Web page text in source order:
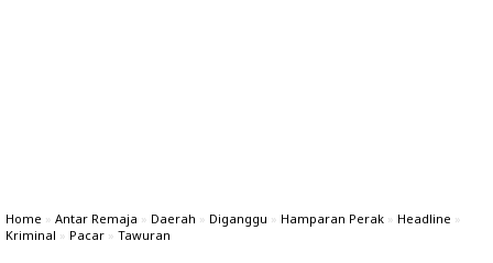
Home » Antar Remaja » Daerah » Diganggu » Hamparan Perak » Headline »
Kriminal » Pacar » Tawuran